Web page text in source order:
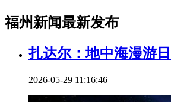
福州新闻最新发布
扎达尔：地中海漫游
2026-05-29 11:16:46